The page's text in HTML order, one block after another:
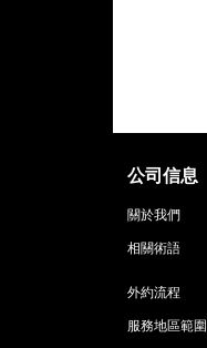
公司信息
關於我們
相關術語
外約流程
服務地區範圍